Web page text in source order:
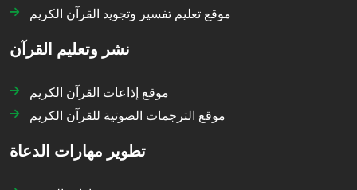
موقع تعليم تفسير وتجويد القرآن الكريم
نشر وتعليم القرآن
موقع إذاعات القرآن الكريم
موقع الترجمات الصوتية للقرآن الكريم
تطوير مهارات الدعاة